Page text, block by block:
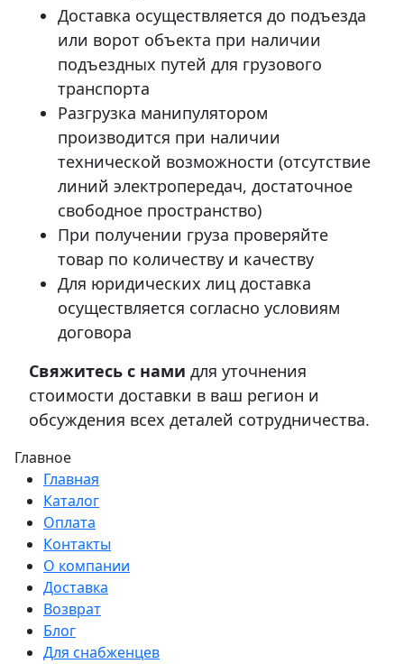
Доставка осуществляется до подъезда
или ворот объекта при наличии
подъездных путей для грузового
транспорта
Разгрузка манипулятором
производится при наличии
технической возможности (отсутствие
линий электропередач, достаточное
свободное пространство)
При получении груза проверяйте
товар по количеству и качеству
Для юридических лиц доставка
осуществляется согласно условиям
договора
Свяжитесь с нами для уточнения
стоимости доставки в ваш регион и
обсуждения всех деталей сотрудничества.
Главное
Главная
Каталог
Оплата
Контакты
О компании
Доставка
Возврат
Блог
Для снабженцев